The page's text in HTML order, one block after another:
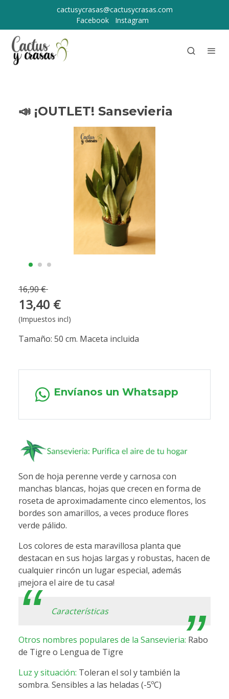
cactusycrasas@cactusycrasas.com
Facebook
Instagram
📣 ¡OUTLET! Sansevieria
16,90 €
13,40 €
(Impuestos incl)
Tamaño: 50 cm. Maceta incluida
Envíanos un Whatsapp
Son de hoja perenne verde y carnosa con
manchas blancas, hojas que crecen en forma de
roseta de aproximadamente cinco elementos, los
bordes son amarillos, a veces produce flores
verde pálido.
Los colores de esta maravillosa planta que
destacan en sus hojas largas y robustas, hacen de
cualquier rincón un lugar especial, además
¡mejora el aire de tu casa!
Características
Otros nombres populares de la Sansevieria: Rabo
de Tigre o Lengua de Tigre
Luz y situación: Toleran el sol y también la
sombra. Sensibles a las heladas (-5ºC)